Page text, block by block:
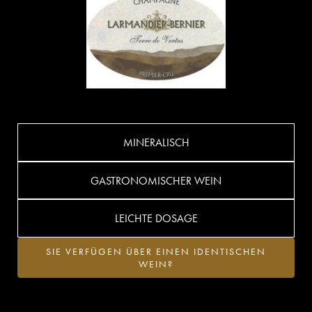
MINERALISCH
GASTRONOMISCHER WEIN
LEICHTE DOSAGE
SIE VERFÜGEN ÜBER EINEN IDENTISCHEN
WEIN?